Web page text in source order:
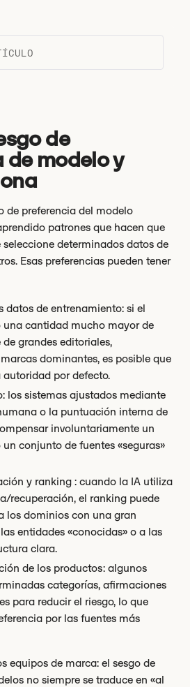
de
modelo y
de preferencia del modelo
patrones que hacen que
determinados datos de
Esas preferencias pueden tener
datos de entrenamiento: si el
una cantidad mucho mayor de
grandes editoriales,
dominantes, es posible que
por defecto.
los sistemas ajustados mediante
o la puntuación interna de
involuntariamente un
conjunto de fuentes «seguras»
y ranking : cuando la IA utiliza
recuperación, el ranking puede
los dominios con una gran
entidades «conocidas» o a las
clara.
de los productos: algunos
categorías, afirmaciones
para reducir el riesgo, lo que
por las fuentes más
equipos de marca: el sesgo de
no siempre se traduce en «al